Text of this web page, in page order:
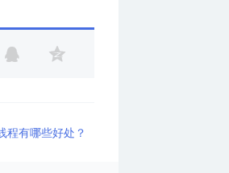
程有哪些好处？